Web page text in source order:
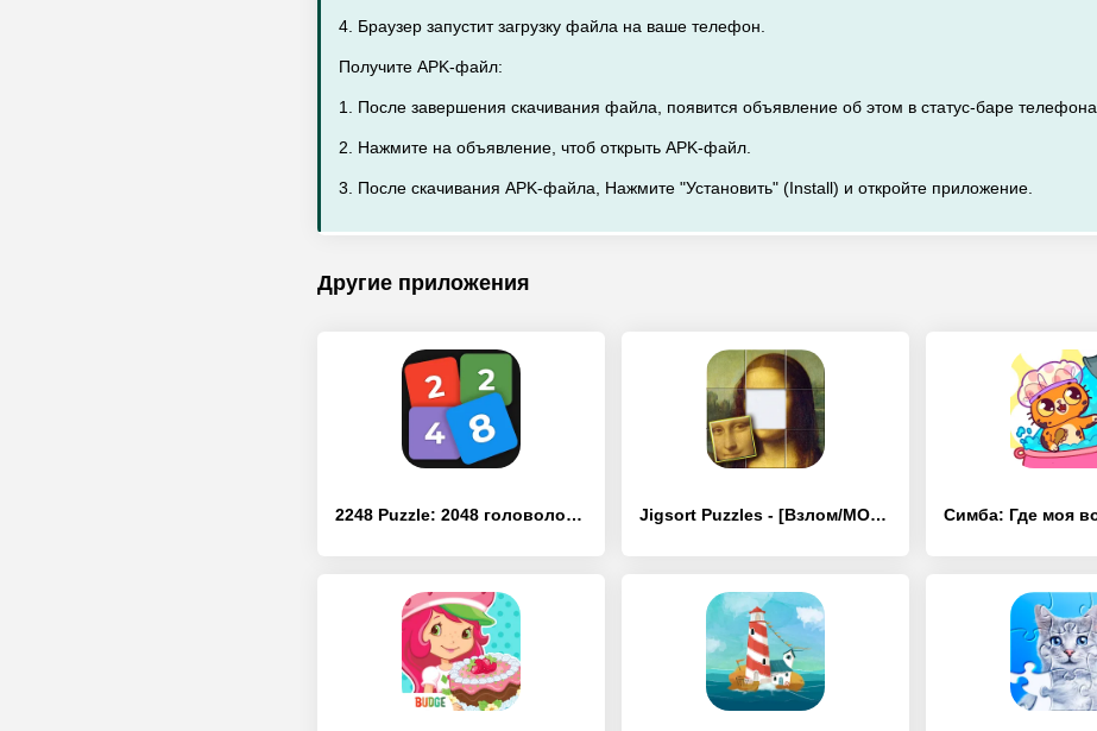
4. Браузер запустит загрузку файла на ваше телефон.
Получите APK-файл:
1. После завершения скачивания файла, появится объявление об этом в статус-баре телефона.
2. Нажмите на объявление, чтоб открыть APK-файл.
3. После скачивания APK-файла, Нажмите "Установить" (Install) и откройте приложение.
Другие приложения
2248 Puzzle: 2048 головоломка - [Взлом/МОД Все открыто] Jigsort Puzzles - [Взлом/МОД Unlocked]